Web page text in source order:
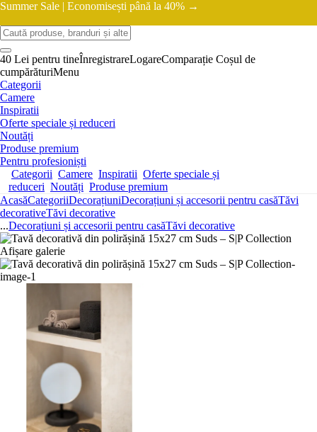
Summer Sale | Economisești până la 40% →
40 Lei pentru tineÎnregistrareLogareComparație Coșul de
cumpărăturiMenu
Categorii
Camere
Inspiratii
Oferte speciale și reduceri
Noutăți
Produse premium
Pentru profesioniști
Categorii Camere Inspiratii Oferte speciale și
reduceri Noutăți Produse premium
AcasăCategoriiDecorațiuniDecorațiuni și accesorii pentru casăTăvi
decorativeTăvi decorative
...Decorațiuni și accesorii pentru casăTăvi decorative
Afișare galerie